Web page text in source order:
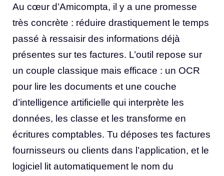
Au cœur d’Amicompta, il y a une promesse
très concrète : réduire drastiquement le temps
passé à ressaisir des informations déjà
présentes sur tes factures. L’outil repose sur
un couple classique mais efficace : un OCR
pour lire les documents et une couche
d’intelligence artificielle qui interprète les
données, les classe et les transforme en
écritures comptables. Tu déposes tes factures
fournisseurs ou clients dans l’application, et le
logiciel lit automatiquement le nom du